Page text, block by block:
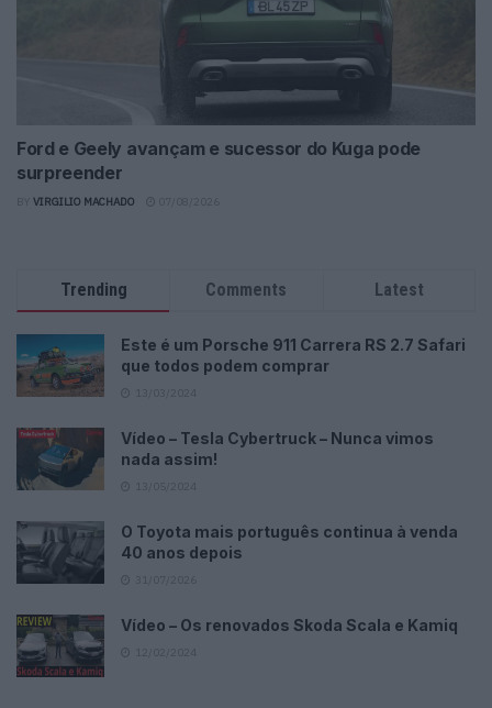
Ford e Geely avançam e sucessor do Kuga pode
surpreender
VIRGILIO MACHADO
Trending Comments Latest
Este é um Porsche 911 Carrera RS 2.7 Safari
que todos podem comprar
Vídeo – Tesla Cybertruck – Nunca vimos
nada assim!
O Toyota mais português continua à venda
40 anos depois
Vídeo – Os renovados Skoda Scala e Kamiq